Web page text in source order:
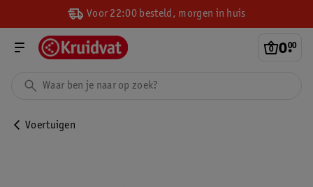
Voor 22:00 besteld, morgen in huis
0.
00
Voertuigen